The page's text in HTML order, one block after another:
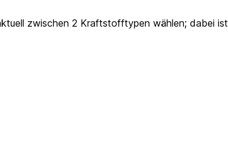
zwischen 2 Kraftstofftypen wählen; dabei ist